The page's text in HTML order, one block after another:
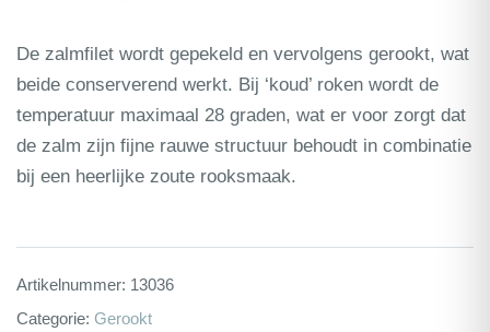
De zalmfilet wordt gepekeld en vervolgens gerookt, wat
beide conserverend werkt. Bij ‘koud’ roken wordt de
temperatuur maximaal 28 graden, wat er voor zorgt dat
de zalm zijn fijne rauwe structuur behoudt in combinatie
bij een heerlijke zoute rooksmaak.
Artikelnummer: 13036
Categorie: Gerookt